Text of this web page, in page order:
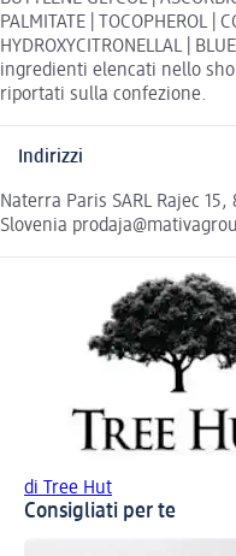
PALMITATE | TOCOPHEROL |
HYDROXYCITRONELLAL |
ingredienti elencati nello
riportati sulla confezione.
Indirizzi
Naterra Paris SARL Rajec
Slovenia
di Tree Hut
Consigliati per te